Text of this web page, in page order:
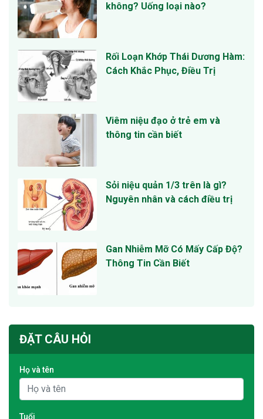
không? Uống loại nào?
Rối Loạn Khớp Thái Dương Hàm:
Cách Khắc Phục, Điều Trị
Viêm niệu đạo ở trẻ em và
thông tin cần biết
Sỏi niệu quản 1/3 trên là gì?
Nguyên nhân và cách điều trị
Gan Nhiễm Mỡ Có Mấy Cấp Độ?
Thông Tin Cần Biết
ĐẶT CÂU HỎI
Họ và tên
Tuổi